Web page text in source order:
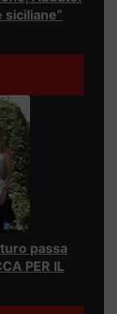
passa
PER IL